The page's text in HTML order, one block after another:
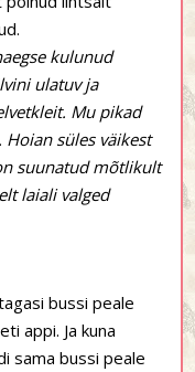
kulunud
ulatuv ja
Mu pikad
süles väikest
suunatud mõtlikult
laiali valged
bussi peale
appi. Ja kuna
sama bussi peale